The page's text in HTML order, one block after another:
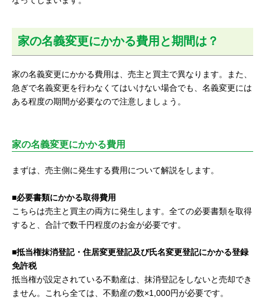
家の名義変更にかかる費用と期間は？
家の名義変更にかかる費用は、売主と買主で異なります。また、
急ぎで名義変更を行わなくてはいけない場合でも、名義変更には
ある程度の期間が必要なので注意しましょう。
家の名義変更にかかる費用
まずは、売主側に発生する費用について解説をします。
■必要書類にかかる取得費用
こちらは売主と買主の両方に発生します。全ての必要書類を取得
すると、合計で数千円程度のお金が必要です。
■抵当権抹消登記・住居変更登記及び氏名変更登記にかかる登録
免許税
抵当権が設定されている不動産は、抹消登記をしないと売却でき
ません。これら全ては、不動産の数×1,000円が必要です。